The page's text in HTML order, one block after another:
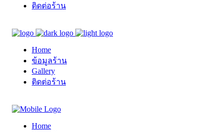
ติดต่อร้าน
Home
ข้อมูลร้าน
Gallery
ติดต่อร้าน
Home